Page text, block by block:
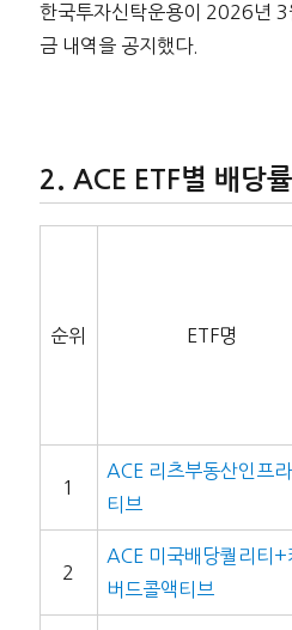
한국투자신탁운용이 2026년 3
금 내역을 공지했다.
ACE ETF별 배당
순위 ETF명
1
ACE 리츠부동산인프
티브
2
ACE 미국배당퀄리티+
버드콜액티브